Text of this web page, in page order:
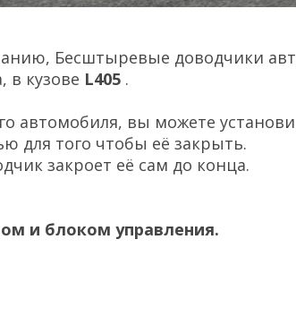
Бесштыревые доводчики
в кузове L405 .
автомобиля, вы можете
для того чтобы её закрыть.
закроет её сам до конца.
и блоком управления.